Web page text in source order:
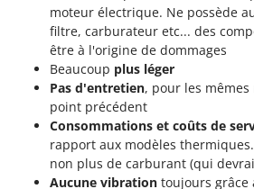
Pulvérisateurs
Pulvérisateurs portés
Rafraîchisseurs d'air par
Rampes de chargement en
Râpes à fromage électriques
Râteaux pour tracteur
GRIFO
GVS
GYS
Hailo
Helvi
Henx
moteur électrique. Ne possède
filtre, carburateur etc... des
être à l'origine de dommages
Beaucoup plus léger
Pas d'entretien, pour les
point précédent
Consommations et coûts de
rapport aux modèles
non plus de carburant (qui
Aucune vibration toujours grâce